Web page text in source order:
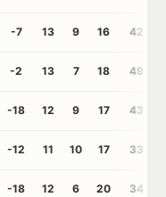
-7 13 9 16 42
-2 13 7 18 49
-18 12 9 17 43
-12 11 10 17 33
-18 12 6 20 34